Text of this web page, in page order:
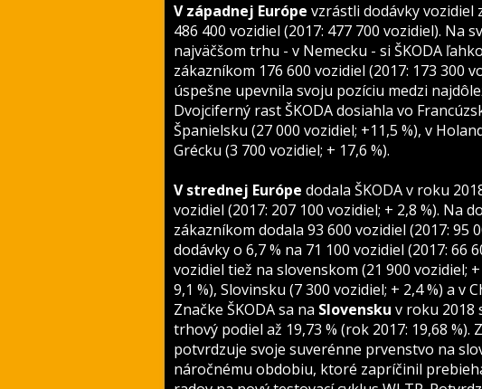
V západnej Európe vzrástli dodávky vozidiel
486 400 vozidiel (2017: 477 700 vozidiel). Na
najväčšom trhu - v Nemecku - si ŠKODA
zákazníkom 176 600 vozidiel (2017: 173 300
úspešne upevnila svoju pozíciu medzi
Dvojciferný rast ŠKODA dosiahla vo
Španielsku (27 000 vozidiel; +11,5 %), v
Grécku (3 700 vozidiel; + 17,6 %).
V strednej Európe dodala ŠKODA v roku
vozidiel (2017: 207 100 vozidiel; + 2,8 %). Na
zákazníkom dodala 93 600 vozidiel (2017: 95
dodávky o 6,7 % na 71 100 vozidiel (2017: 66
vozidiel tiež na slovenskom (21 900 vozidiel;
9,1 %), Slovinsku (7 300 vozidiel; + 2,4 %) a v
Značke ŠKODA sa na Slovensku v roku 2018
trhový podiel až 19,73 % (rok 2017: 19,68 %).
potvrdzuje svoje suverénne prvenstvo na
náročnému obdobiu, ktoré zapríčinil